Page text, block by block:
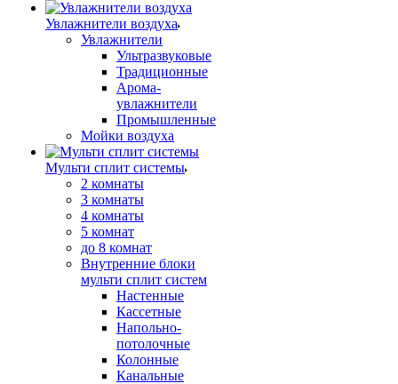
Увлажнители воздуха
Увлажнители
Ультразвуковые
Традиционные
Арома-
увлажнители
Промышленные
Мойки воздуха
Мульти сплит системы
2 комнаты
3 комнаты
4 комнаты
5 комнат
до 8 комнат
Внутренние блоки
мульти сплит систем
Настенные
Кассетные
Напольно-
потолочные
Колонные
Канальные